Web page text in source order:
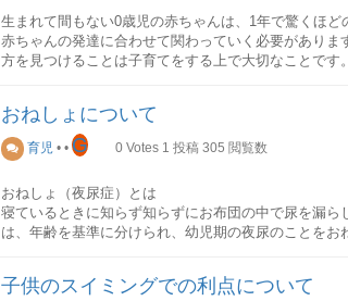
養い親とは、お食い初めに参加する近親者の中で、
性、女の子の場合は女性が養い親を務めます。
赤ちゃんに食べさせる真似をする
赤飯→吸い物→赤飯→焼き魚赤飯→吸い物→赤飯→煮
→歯固めの石赤飯→吸い物→赤飯
ように」と願いを込めながら、祝い箸で歯固めの石を
す。
あさり レバー 切り干し大根 豆乳 などカルシウム
※母親の骨粗しょう症予防
牛乳 ヨーグルト 木綿豆腐 など妊娠中に控えるべき食
以下の通りです。
アルコール
ビール ワイン 日本酒 など生物
※リステリア症や赤ちゃんが先天性トキソプラズマ症
非加熱のナチュラルチーズ 生ハム ユッケなどの生肉
たい食材
てサイズ変更ができるということです。椅子は毎日
を保てるものを選びましょう。なお、お店ではほと
基本は別売りなのでその場合は好きなイスを組み合わ
収納力の量によって引き出しの数や棚がいるのかなど
スが必要なのか、決めておくといいでしょう。
子供に好まれやすいキャラクターや、カラフルなデザ
ょう。しかしリビングに置く場合では、調和がとれ
や和室など、どの部屋にも合わせやすく大人になって
学習机の種類
※地域によって異なる場合がございます。
男の子 女の子 生後31日~32日目
生後32日~33日目
決めると良いでしょう。一般的にはお子様の1ヶ月健
お宮参りでは、赤ちゃんも正装をするのが一般的です。
男の子 女の子 白羽二重+祝着（黒や紺・竜などの勇ま
えています。
生まれて間もない0歳児の赤ちゃんは、1年で驚くほ
赤ちゃんの発達に合わせて関わっていく必要があり
方を見つけることは子育てをする上で大切なことです。
脳科学において、「人間の才能を最大限に引き出せる
ゃんは、それだけ可能性に満ち溢れています。同時に
今後において大切であるかがわかります。
生後0〜2ヶ月
そうに反応する関わり方のポイント
おねしょについて
育児 ••G 0 Votes 1 投稿 305 閲覧数
おねしょ（夜尿症）とは
寝ているときに知らず知らずにお布団の中で尿を漏
は、年齢を基準に分けられ、幼児期の夜尿のことを
子供のスイミングでの利点について